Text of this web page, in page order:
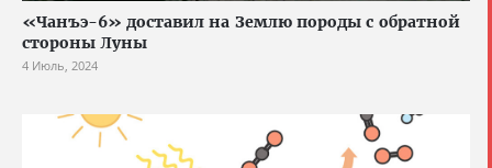
«Чанъэ-6» доставил на Землю породы с обратной
стороны Луны
4 Июль, 2024